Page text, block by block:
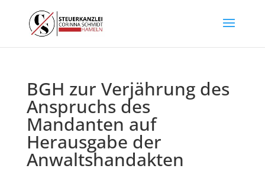
BGH zur Verjährung des
Anspruchs des
Mandanten auf
Herausgabe der
Anwaltshandakten